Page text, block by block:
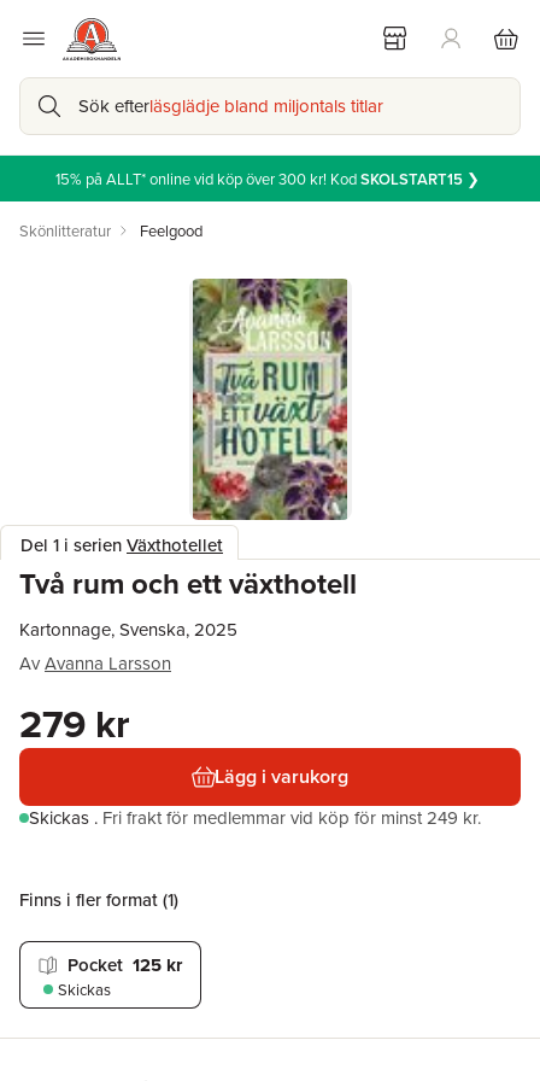
Sök efterläsglädje bland miljontals titlar
15% på ALLT* online vid köp över 300 kr! KodSKOLSTART15 ❯
Skönlitteratur Feelgood
Del 1 i serienVäxthotellet
Två rum och ett växthotell
Kartonnage, Svenska, 2025
AvAvanna Larsson
279 kr
Lägg i varukorg
Skickas . Fri frakt för medlemmar vid köp för minst 249 kr.
Finns i fler format (1)
Pocket 125 kr
Skickas